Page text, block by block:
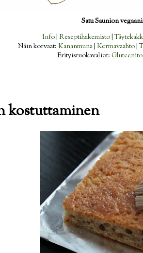
Satu Saunion
Info Reseptihakemisto |
Näin korvaat: Kananmuna Kermavaahto |
Erityisruokavaliot:
kostuttaminen